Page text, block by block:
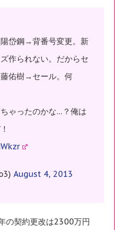
岱鋼→背番号変更。新
作られない。だからセ
佑樹→セール。何
ゃったのかな…？俺は
August 4, 2013
の契約更改は2300万円